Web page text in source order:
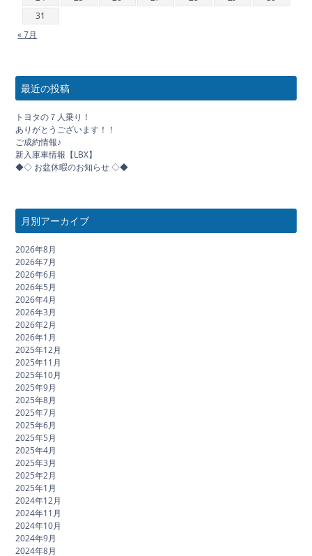
31
« 7月
最近の投稿
トヨタの７人乗り！
ありがとうございます！！
ご成約情報♪
新入庫車情報【LBX】
◆◇ お盆休暇のお知らせ ◇◆
月別アーカイブ
2026年8月
2026年7月
2026年6月
2026年5月
2026年4月
2026年3月
2026年2月
2026年1月
2025年12月
2025年11月
2025年10月
2025年9月
2025年8月
2025年7月
2025年6月
2025年5月
2025年4月
2025年3月
2025年2月
2025年1月
2024年12月
2024年11月
2024年10月
2024年9月
2024年8月